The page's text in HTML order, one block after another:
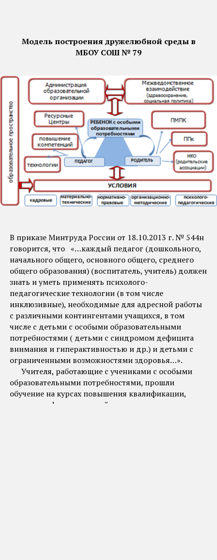
Модель построения дружелюбной среды в
МБОУ СОШ № 79
В приказе Минтруда России от 18.10.2013 г. № 544н
говорится, что «…каждый педагог (дошкольного,
начального общего, основного общего, среднего
общего образования) (воспитатель, учитель) должен
знать и уметь применять психолого-
педагогические технологии (в том числе
инклюзивные), необходимые для адресной работы
с различными контингентами учащихся, в том
числе с детьми с особыми образовательными
потребностями ( детьми с синдромом дефицита
внимания и гиперактивностью и др.) и детьми с
ограниченными возможностями здоровья…».
Учителя, работающие с учениками с особыми
образовательными потребностями, прошли
обучение на курсах повышения квалификации,
курсах профессиональной переподготовки,